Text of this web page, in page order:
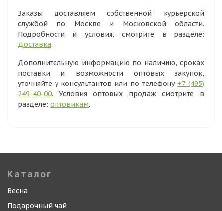
Заказы доставляем собственной курьерской
службой по Москве и Московской области.
Подробности и условия, смотрите в разделе:
Доставка.
Дополнительную информацию по наличию, сроках
поставки и возможности оптовых закупок,
уточняйте у консультантов или по телефону +7 (495)
249-40-00. Условия оптовых продаж смотрите в
разделе: оптовикам.
Каталог
Весна
Подарочный чай